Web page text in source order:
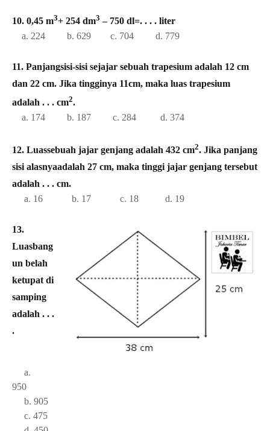
10. 0,45 m3+ 254 dm3 – 750 dl=. . . . liter
a. 224 b. 629 c. 704 d. 779
11. Panjangsisi-sisi sejajar sebuah trapesium adalah 12 cm
dan 22 cm. Jika tingginya 11cm, maka luas trapesium
adalah . . . cm2.
a. 174 b. 187 c. 284 d. 374
12. Luassebuah jajar genjang adalah 432 cm2. Jika panjang
sisi alasnyaadalah 27 cm, maka tinggi jajar genjang tersebut
adalah . . . cm.
a. 16 b. 17 c. 18 d. 19
13.
Luasbang
un belah
ketupat di
samping
adalah . . .
.
a.
950
b. 905
c. 475